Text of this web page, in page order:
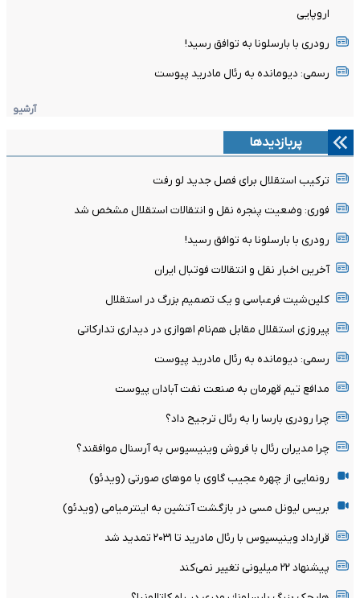
اروپایی
رودری با بارسلونا به توافق رسید!
رسمی: دیومانده به رئال مادرید پیوست
آرشیو
پربازدیدها
ترکیب استقلال برای فصل جدید لو رفت
فوری: وضعیت پنجره نقل و انتقالات استقلال مشخص شد
رودری با بارسلونا به توافق رسید!
آخرین اخبار نقل و انتقالات فوتبال ایران
کلین‌شیت فرعباسی و یک تصمیم بزرگ در استقلال
پیروزی استقلال مقابل هم‌نام اهوازی در دیداری تدارکاتی
رسمی: دیومانده به رئال مادرید پیوست
مدافع تیم قهرمان به صنعت نفت آبادان پیوست
چرا رودری بارسا را به رئال ترجیح داد؟
چرا مدیران رئال با فروش وینیسیوس به آرسنال موافقند؟
رونمایی از چهره عجیب گاوی با موهای صورتی (ویدئو)
بریس لیونل مسی در بازگشت آتشین به اینترمیامی (ویدئو)
قرارداد وینیسیوس با رئال مادرید تا ۲۰۳۱ تمدید شد
پیشنهاد ۲۲ میلیونی تغییر نمی‌کند